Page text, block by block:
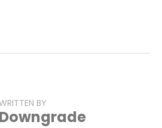
BY
Downgrade